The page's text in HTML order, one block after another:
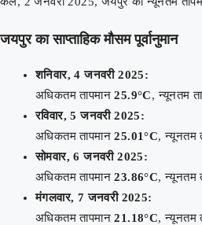
जयपुर का साप्ताहिक मौसम पूर्वानुमान
शनिवार, 4 जनवरी 2025:
अधिकतम तापमान25.9°C, न्यूनतम
रविवार, 5 जनवरी 2025:
अधिकतम तापमान25.01°C, न्यूनतम
सोमवार, 6 जनवरी 2025:
अधिकतम तापमान23.86°C, न्यूनतम
मंगलवार, 7 जनवरी 2025:
अधिकतम तापमान21.18°C, न्यूनतम